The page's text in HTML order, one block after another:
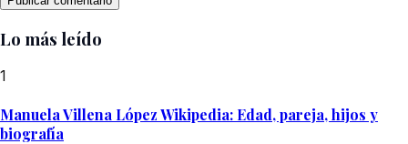
Lo más leído
1
Manuela Villena López Wikipedia: Edad, pareja, hijos y
biografía